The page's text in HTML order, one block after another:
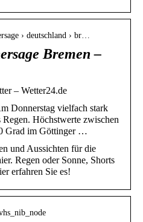
› deutschland › br…
Bremen –
– Wetter24.de
Donnerstag vielfach stark
Höchstwerte zwischen
Grad im Göttinger …
und Aussichten für die
Regen oder Sonne, Shorts
erfahren Sie es!